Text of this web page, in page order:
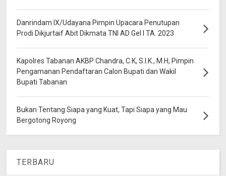
Danrindam IX/Udayana Pimpin Upacara Penutupan
Prodi Dikjurtaif Abit Dikmata TNI AD Gel I TA. 2023
Kapolres Tabanan AKBP Chandra, C.K, S.I.K., M.H, Pimpin
Pengamanan Pendaftaran Calon Bupati dan Wakil
Bupati Tabanan
Bukan Tentang Siapa yang Kuat, Tapi Siapa yang Mau
Bergotong Royong
TERBARU